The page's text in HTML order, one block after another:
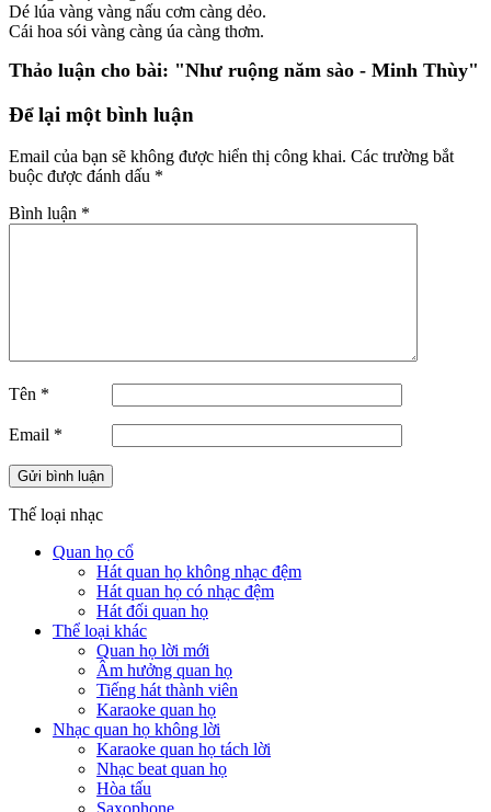
Dé lúa vàng vàng nấu cơm càng dẻo.
Cái hoa sói vàng càng úa càng thơm.
Thảo luận cho bài: "Như ruộng năm sào - Minh Thùy"
Để lại một bình luận
Email của bạn sẽ không được hiển thị công khai. Các trường bắt
buộc được đánh dấu *
Bình luận *
Tên *
Email *
Thế loại nhạc
Quan họ cổ
Hát quan họ không nhạc đệm
Hát quan họ có nhạc đệm
Hát đối quan họ
Thể loại khác
Quan họ lời mới
Âm hưởng quan họ
Tiếng hát thành viên
Karaoke quan họ
Nhạc quan họ không lời
Karaoke quan họ tách lời
Nhạc beat quan họ
Hòa tấu